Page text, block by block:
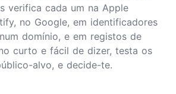
verifica cada um na Apple
no Google, em identificadores
domínio, e em registos de
curto e fácil de dizer, testa os
alvo, e decide-te.